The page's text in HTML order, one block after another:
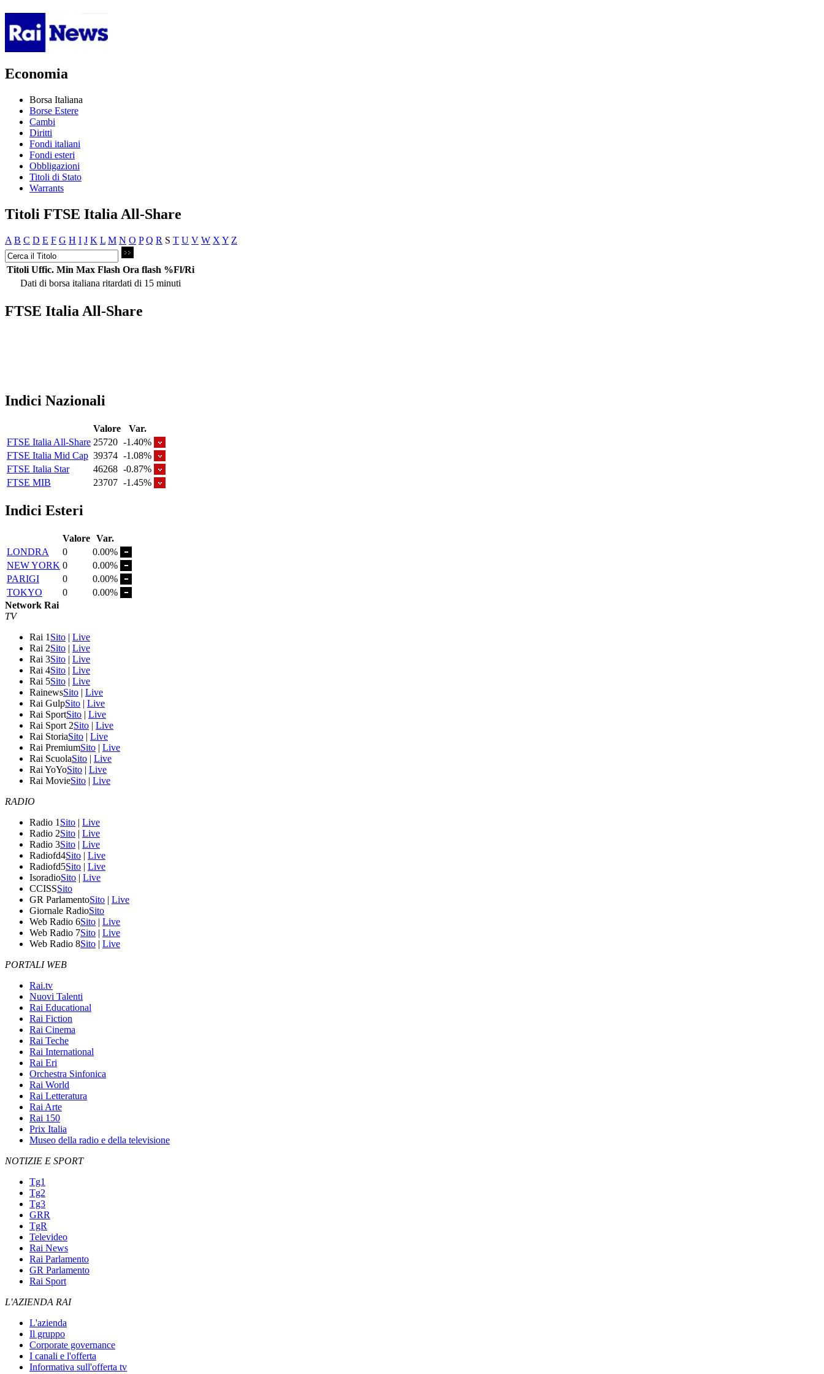
Economia
Borsa Italiana
Borse Estere
Cambi
Diritti
Fondi italiani
Fondi esteri
Obbligazioni
Titoli di Stato
Warrants
Titoli FTSE Italia All-Share
A B C D E F G H I J K L M N O P Q R S T U V W X Y Z
Titoli Uffic. Min Max Flash Ora flash %Fl/Ri
Dati di borsa italiana ritardati di 15 minuti
FTSE Italia All-Share
Indici Nazionali
Valore
Var.
FTSE Italia All-Share 25720 -1.40%
FTSE Italia Mid Cap 39374 -1.08%
FTSE Italia Star
46268 -0.87%
FTSE MIB
23707 -1.45%
Indici Esteri
Valore Var.
LONDRA
0
0.00%
NEW YORK 0
0.00%
PARIGI
0
0.00%
TOKYO
0
0.00%
Network Rai
TV
Rai 1 Sito | Live
Rai 2Sito | Live
Rai 3Sito | Live
Rai 4Sito | Live
Rai 5Sito | Live
RainewsSito | Live
Rai GulpSito | Live
Rai SportSito | Live
Rai Sport 2Sito | Live
Rai StoriaSito | Live
Rai PremiumSito | Live
Rai ScuolaSito | Live
Rai YoYoSito | Live
Rai MovieSito | Live
RADIO
Radio 1 Sito | Live
Radio 2Sito | Live
Radio 3Sito | Live
Radiofd4Sito | Live
Radiofd5Sito | Live
IsoradioSito | Live
CCISSSito
GR ParlamentoSito | Live
Giornale RadioSito
Web Radio 6Sito | Live
Web Radio 7Sito | Live
Web Radio 8Sito | Live
PORTALI WEB
Rai.tv
Nuovi Talenti
Rai Educational
Rai Fiction
Rai Cinema
Rai Teche
Rai International
Rai Eri
Orchestra Sinfonica
Rai World
Rai Letteratura
Rai Arte
Rai 150
Prix Italia
Museo della radio e della televisione
NOTIZIE E SPORT
Tg1
Tg2
Tg3
GRR
TgR
Televideo
Rai News
Rai Parlamento
GR Parlamento
Rai Sport
L'AZIENDA RAI
L'azienda
Il gruppo
Corporate governance
I canali e l'offerta
Informativa sull'offerta tv